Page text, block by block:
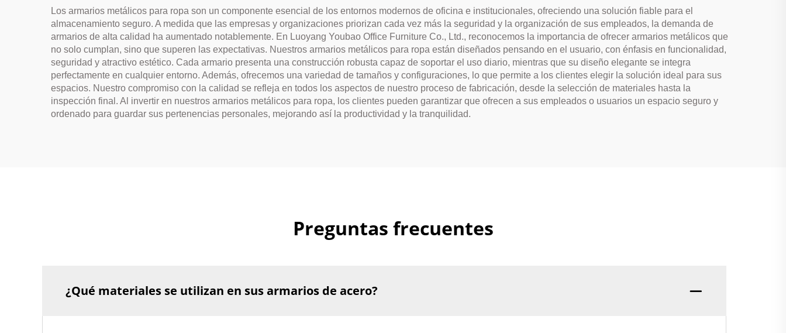
Los armarios metálicos para ropa son un componente esencial de los entornos modernos de oficina e institucionales, ofreciendo una solución fiable para el
almacenamiento seguro. A medida que las empresas y organizaciones priorizan cada vez más la seguridad y la organización de sus empleados, la demanda de
armarios de alta calidad ha aumentado notablemente. En Luoyang Youbao Office Furniture Co., Ltd., reconocemos la importancia de ofrecer armarios metálicos que
no solo cumplan, sino que superen las expectativas. Nuestros armarios metálicos para ropa están diseñados pensando en el usuario, con énfasis en funcionalidad,
seguridad y atractivo estético. Cada armario presenta una construcción robusta capaz de soportar el uso diario, mientras que su diseño elegante se integra
perfectamente en cualquier entorno. Además, ofrecemos una variedad de tamaños y configuraciones, lo que permite a los clientes elegir la solución ideal para sus
espacios. Nuestro compromiso con la calidad se refleja en todos los aspectos de nuestro proceso de fabricación, desde la selección de materiales hasta la
inspección final. Al invertir en nuestros armarios metálicos para ropa, los clientes pueden garantizar que ofrecen a sus empleados o usuarios un espacio seguro y
ordenado para guardar sus pertenencias personales, mejorando así la productividad y la tranquilidad.
Preguntas frecuentes
¿Qué materiales se utilizan en sus armarios de acero?